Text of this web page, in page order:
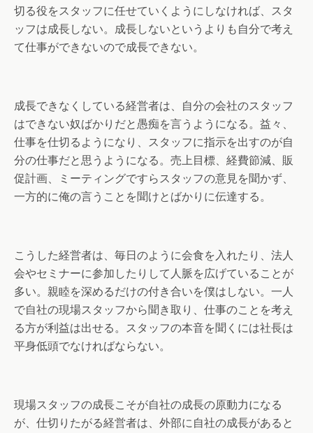
切る役をスタッフに任せていくようにしなければ、スタ
ッフは成長しない。成長しないというよりも自分で考え
て仕事ができないので成長できない。
成長できなくしている経営者は、自分の会社のスタッフ
はできない奴ばかりだと愚痴を言うようになる。益々、
仕事を仕切るようになり、スタッフに指示を出すのが自
分の仕事だと思うようになる。売上目標、経費節減、販
促計画、ミーティングですらスタッフの意見を聞かず、
一方的に俺の言うことを聞けとばかりに伝達する。
こうした経営者は、毎日のように会食を入れたり、法人
会やセミナーに参加したりして人脈を広げていることが
多い。親睦を深めるだけの付き合いを僕はしない。一人
で自社の現場スタッフから聞き取り、仕事のことを考え
る方が利益は出せる。スタッフの本音を聞くには社長は
平身低頭でなければならない。
現場スタッフの成長こそが自社の成長の原動力になる
が、仕切りたがる経営者は、外部に自社の成長があると